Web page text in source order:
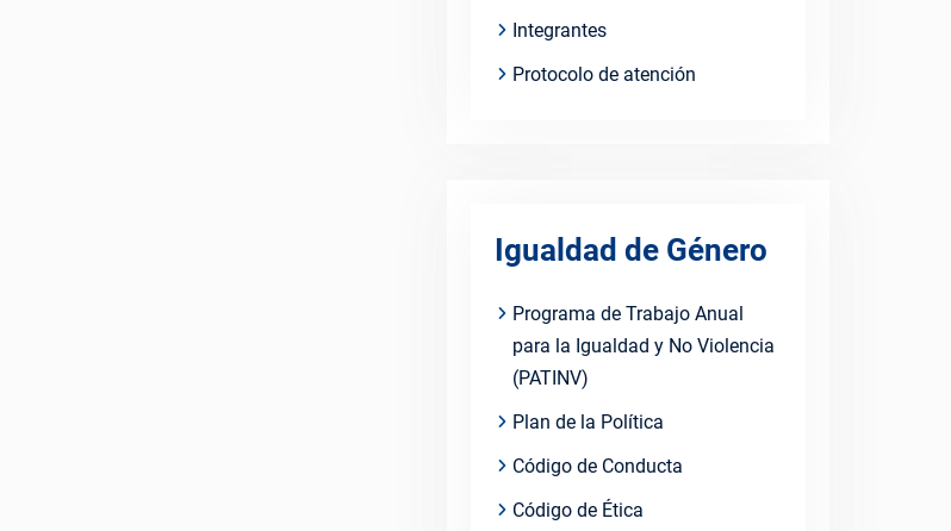
Integrantes
Protocolo de atención
Igualdad de Género
Programa de Trabajo Anual
para la Igualdad y No Violencia
(PATINV)
Plan de la Política
Código de Conducta
Código de Ética